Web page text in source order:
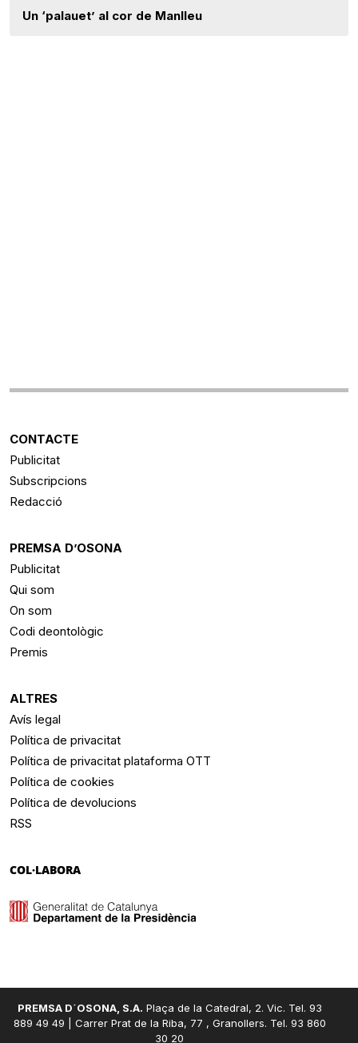
Un ‘palauet’ al cor de Manlleu
CONTACTE
Publicitat
Subscripcions
Redacció
PREMSA D’OSONA
Publicitat
Qui som
On som
Codi deontològic
Premis
ALTRES
Avís legal
Política de privacitat
Política de privacitat plataforma OTT
Política de cookies
Política de devolucions
RSS
COL·LABORA
PREMSA D´OSONA, S.A. Plaça de la Catedral, 2. Vic. Tel. 93
889 49 49 | Carrer Prat de la Riba, 77 , Granollers. Tel. 93 860
30 20